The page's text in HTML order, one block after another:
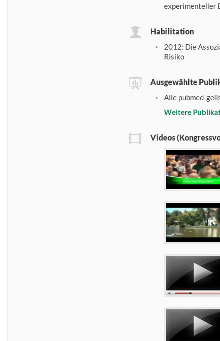
experimenteller
Habilitation
2012: Die
Risiko
Ausgewählte
Alle pubmed-
Weitere
Videos